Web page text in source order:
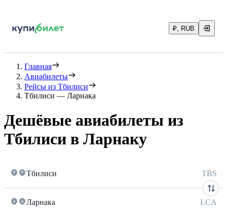
₽, RUB
Главная
Авиабилеты
Рейсы из Тбилиси
Тбилиси — Ларнака
Дешёвые авиабилеты из
Тбилиси в Ларнаку
Тбилиси TBS
Ларнака LCA